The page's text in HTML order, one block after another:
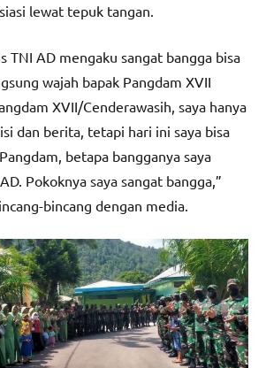
lewat tepuk tangan.
TNI AD mengaku sangat bangga bisa
wajah bapak Pangdam XVII
XVII/Cenderawasih, saya hanya
dan berita, tetapi hari ini saya bisa
betapa bangganya saya
Pokoknya saya sangat bangga,”
bincang dengan media.